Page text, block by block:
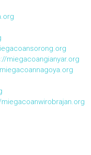
miegacoangianyar.org